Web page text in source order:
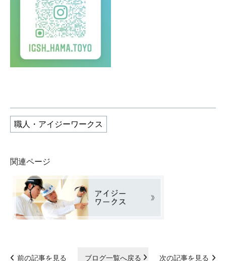
職人・アイジーワークス
関連ページ
前の記事を見る ブログ一覧へ戻る 次の記事を見る